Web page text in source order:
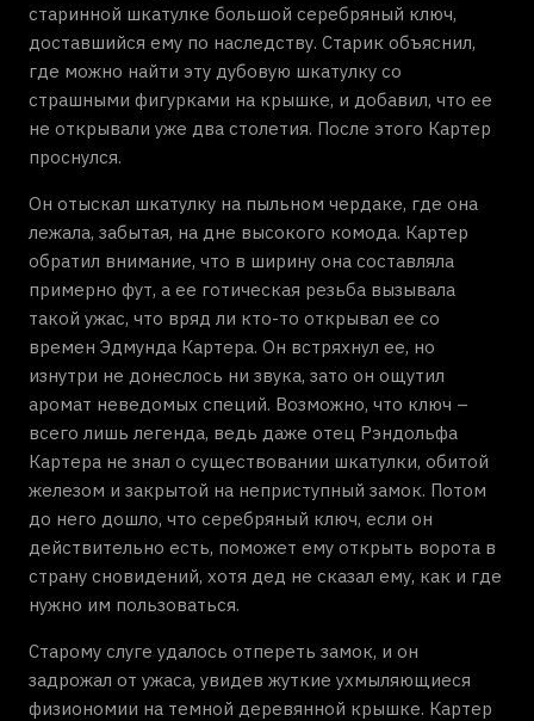
старинной шкатулке большой серебряный ключ,
доставшийся ему по наследству. Старик объяснил,
где можно найти эту дубовую шкатулку со
страшными фигурками на крышке, и добавил, что ее
не открывали уже два столетия. После этого Картер
проснулся.
Он отыскал шкатулку на пыльном чердаке, где она
лежала, забытая, на дне высокого комода. Картер
обратил внимание, что в ширину она составляла
примерно фут, а ее готическая резьба вызывала
такой ужас, что вряд ли кто-то открывал ее со
времен Эдмунда Картера. Он встряхнул ее, но
изнутри не донеслось ни звука, зато он ощутил
аромат неведомых специй. Возможно, что ключ –
всего лишь легенда, ведь даже отец Рэндольфа
Картера не знал о существовании шкатулки, обитой
железом и закрытой на неприступный замок. Потом
до него дошло, что серебряный ключ, если он
действительно есть, поможет ему открыть ворота в
страну сновидений, хотя дед не сказал ему, как и где
нужно им пользоваться.
Старому слуге удалось отпереть замок, и он
задрожал от ужаса, увидев жуткие ухмыляющиеся
физиономии на темной деревянной крышке. Картер